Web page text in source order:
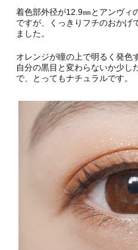
着色部外径が12.9㎜とアンヴィ
ですが、くっきりフチのおかげ
ました。
オレンジが瞳の上で明るく発色
自分の黒目と変わらないか少し
で、とってもナチュラルです。